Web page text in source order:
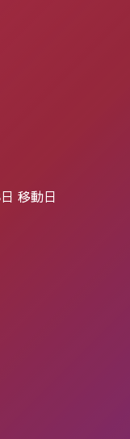
移動日